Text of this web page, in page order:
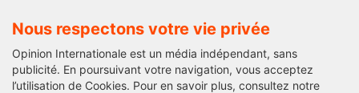
Nous respectons votre vie privée
Opinion Internationale est un média indépendant, sans
publicité. En poursuivant votre navigation, vous acceptez
l’utilisation de Cookies. Pour en savoir plus, consultez notre